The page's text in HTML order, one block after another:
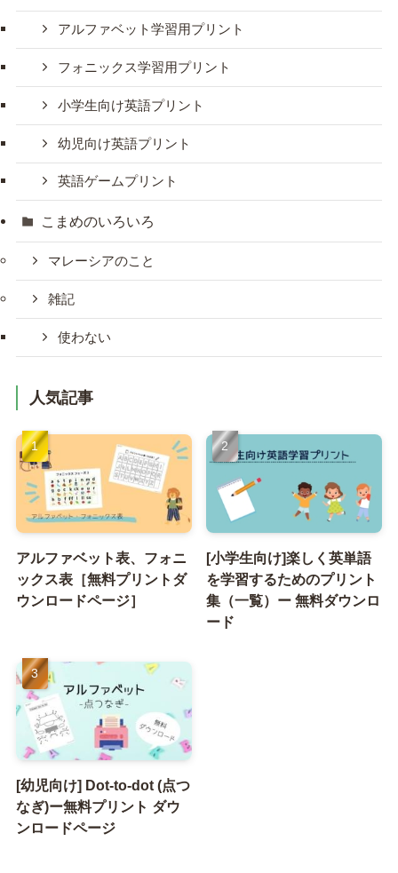
アルファベット学習用プリント
フォニックス学習用プリント
小学生向け英語プリント
幼児向け英語プリント
英語ゲームプリント
こまめのいろいろ
マレーシアのこと
雑記
使わない
人気記事
アルファベット表、フォニ
ックス表［無料プリントダ
ウンロードページ］
[小学生向け]楽しく英単語
を学習するためのプリント
集（一覧）ー 無料ダウンロ
ード
[幼児向け] Dot-to-dot (点つ
なぎ)ー無料プリント ダウ
ンロードページ